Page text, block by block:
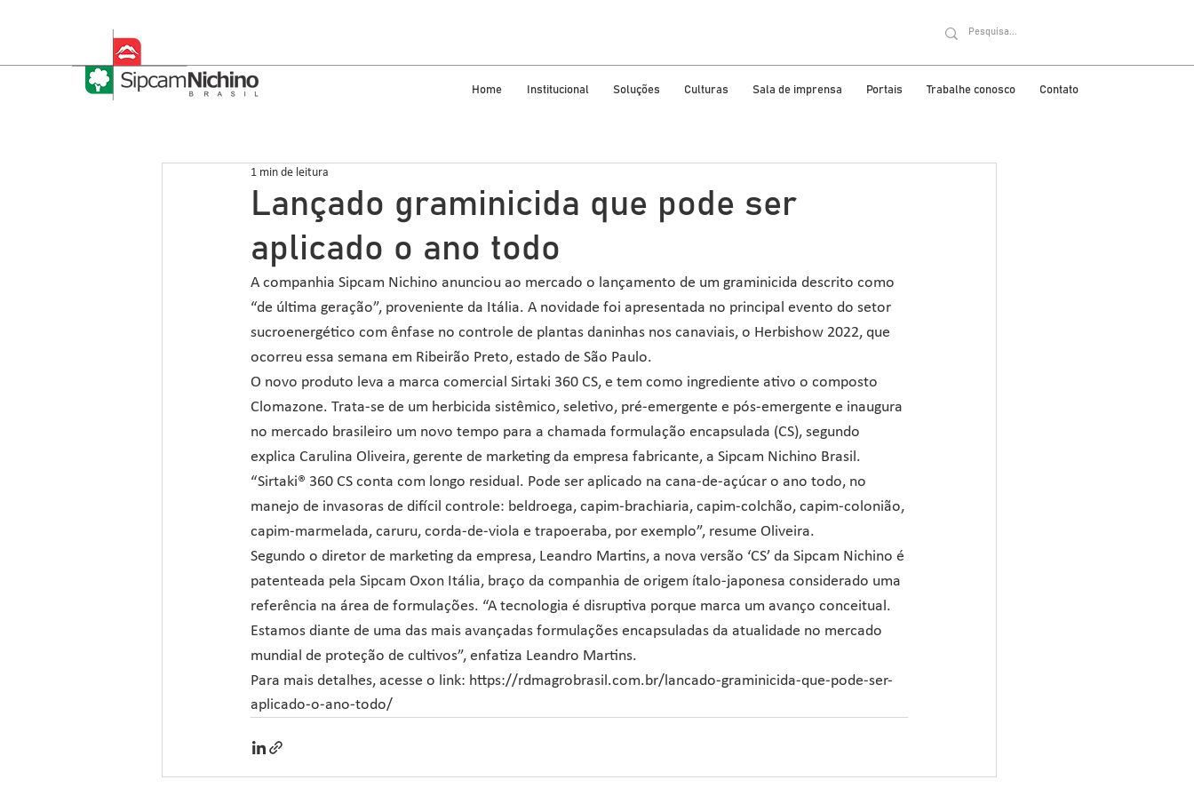
Home Institucional Soluções Culturas Sala de imprensa Portais Trabalhe conosco Contato
Lançado graminicida que pode ser
aplicado o ano todo
1 min de leitura
A companhia Sipcam Nichino anunciou ao mercado o lançamento de um graminicida descrito como
“de última geração”, proveniente da Itália. A novidade foi apresentada no principal evento do setor
sucroenergético com ênfase no controle de plantas daninhas nos canaviais, o Herbishow 2022, que
ocorreu essa semana em Ribeirão Preto, estado de São Paulo.
O novo produto leva a marca comercial Sirtaki 360 CS, e tem como ingrediente ativo o composto
Clomazone. Trata-se de um herbicida sistêmico, seletivo, pré-emergente e pós-emergente e inaugura
no mercado brasileiro um novo tempo para a chamada formulação encapsulada (CS), segundo
explica Carulina Oliveira, gerente de marketing da empresa fabricante, a Sipcam Nichino Brasil.
“Sirtaki® 360 CS conta com longo residual. Pode ser aplicado na cana-de-açúcar o ano todo, no
manejo de invasoras de difícil controle: beldroega, capim-brachiaria, capim-colchão, capim-colonião,
capim-marmelada, caruru, corda-de-viola e trapoeraba, por exemplo”, resume Oliveira.
Segundo o diretor de marketing da empresa, Leandro Martins, a nova versão ‘CS’ da Sipcam Nichino é
patenteada pela Sipcam Oxon Itália, braço da companhia de origem ítalo-japonesa considerado uma
referência na área de formulações. “A tecnologia é disruptiva porque marca um avanço conceitual.
Estamos diante de uma das mais avançadas formulações encapsuladas da atualidade no mercado
mundial de proteção de cultivos”, enfatiza Leandro Martins.
Para mais detalhes, acesse o link: https://rdmagrobrasil.com.br/lancado-graminicida-que-pode-ser-
aplicado-o-ano-todo/